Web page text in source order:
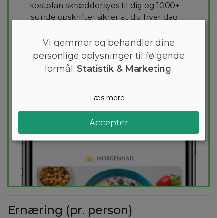
kostplan skræddersyes til dig og 1000+
sunde opskrifter sikrer at du hver dag
PRØVGRATIS
Ernæring (pr. person)
Vi gemmer og behandler dine
personlige oplysninger til følgende
formål: Statistik & Marketing.
Læs mere
Accepter